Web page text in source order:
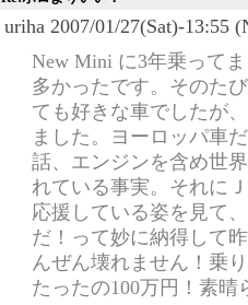
uriha 2007/01/27(Sat)-13:55
New Mini に3年乗って
多かったです。そのた
ても好きな車でしたが
ました。ヨーロッパ車
話、エンジンを含め世
れている事実。それに
応援している姿を見て
だ！って妙に納得して
んぜん壊れません！乗
たったの100万円！素